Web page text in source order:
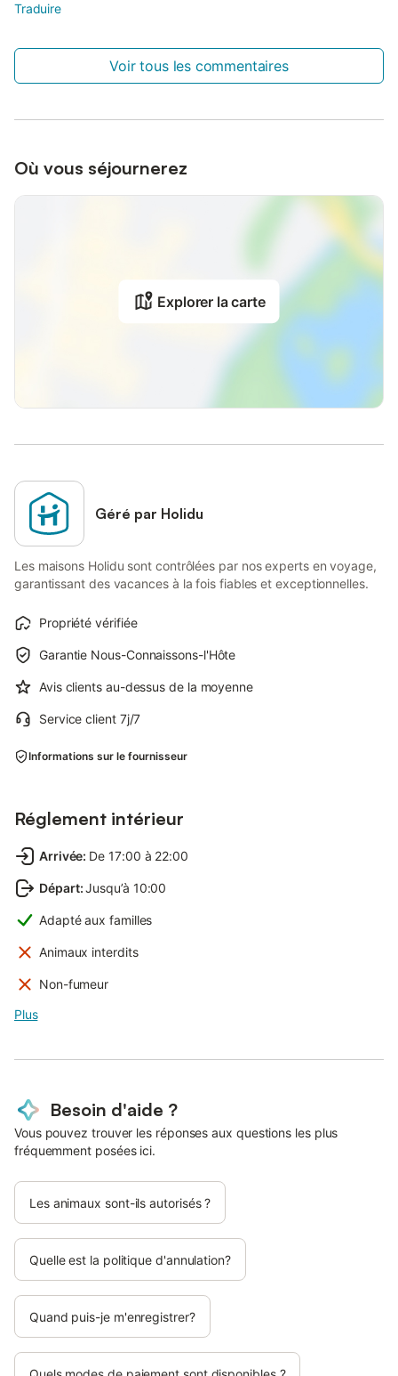
Traduire
Voir tous les commentaires
Où vous séjournerez
Explorer la carte
Géré par Holidu
Les maisons Holidu sont contrôlées par nos experts en voyage,
garantissant des vacances à la fois fiables et exceptionnelles.
Propriété vérifiée
Garantie Nous-Connaissons-l'Hôte
Avis clients au-dessus de la moyenne
Service client 7j/7
Informations sur le fournisseur
Réglement intérieur
Arrivée: De 17:00 à 22:00
Départ:Jusqu’à 10:00
Adapté aux familles
Animaux interdits
Non-fumeur
Plus
Besoin d'aide ?
Vous pouvez trouver les réponses aux questions les plus
fréquemment posées ici.
Les animaux sont-ils autorisés ?
Quelle est la politique d'annulation?
Quand puis-je m'enregistrer?